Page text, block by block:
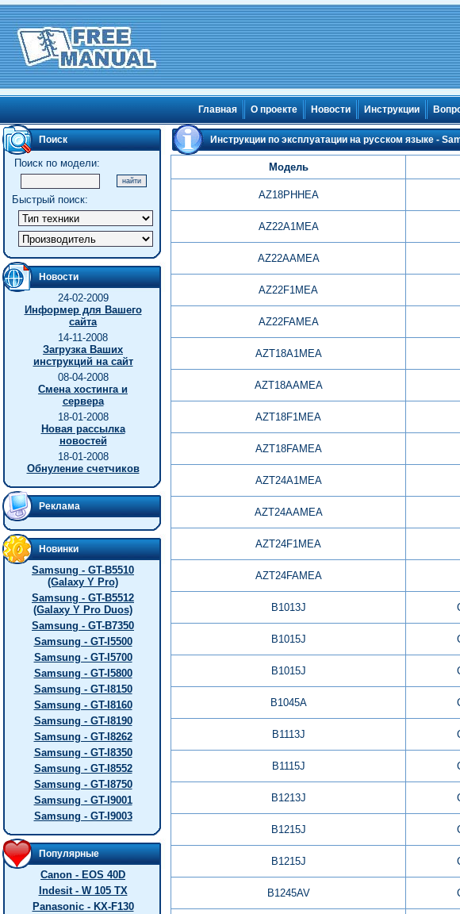
Главная О проекте Новости Инструкции
Поиск
Поиск по модели:
Быстрый поиск:
Новости
24-02-2009
Информер для Вашего
сайта
14-11-2008
Загрузка Ваших
инструкций на сайт
08-04-2008
Смена хостинга и
сервера
18-01-2008
Новая рассылка
новостей
18-01-2008
Обнуление счетчиков
Реклама
Новинки
Samsung - GT-B5510
(Galaxy Y Pro)
Samsung - GT-B5512
(Galaxy Y Pro Duos)
Samsung - GT-B7350
Samsung - GT-I5500
Samsung - GT-I5700
Samsung - GT-I5800
Samsung - GT-I8150
Samsung - GT-I8160
Samsung - GT-I8190
Samsung - GT-I8262
Samsung - GT-I8350
Samsung - GT-I8552
Samsung - GT-I8750
Samsung - GT-I9001
Samsung - GT-I9003
Популярные
Canon - EOS 40D
Indesit - W 105 TX
Panasonic - KX-F130
Инструкции по эксплуатации на русском языке -
Модель
AZ18PHHEA
AZ22A1MEA
AZ22AAMEA
AZ22F1MEA
AZ22FAMEA
AZT18A1MEA
AZT18AAMEA
AZT18F1MEA
AZT18FAMEA
AZT24A1MEA
AZT24AAMEA
AZT24F1MEA
AZT24FAMEA
B1013J
B1015J
B1015J
B1045A
B1113J
B1115J
B1213J
B1215J
B1215J
B1245AV